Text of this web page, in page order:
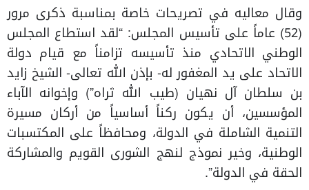
وقال معاليه في تصريحات خاصة بمناسبة ذكرى مرور
(52) عاماً على تأسيس المجلس: “لقد استطاع المجلس
الوطني الاتحادي منذ تأسيسه تزامناً مع قيام دولة
الاتحاد على يد المغفور له- بإذن الله تعالى- الشيخ زايد
بن سلطان آل نهيان (طيب الله ثراه”) وإخوانه الآباء
المؤسسين، أن يكون ركناً أساسياً من أركان مسيرة
التنمية الشاملة في الدولة، ومحافظاً على المكتسبات
الوطنية، وخير نموذج لنهج الشورى القويم والمشاركة
الحقة في الدولة”.